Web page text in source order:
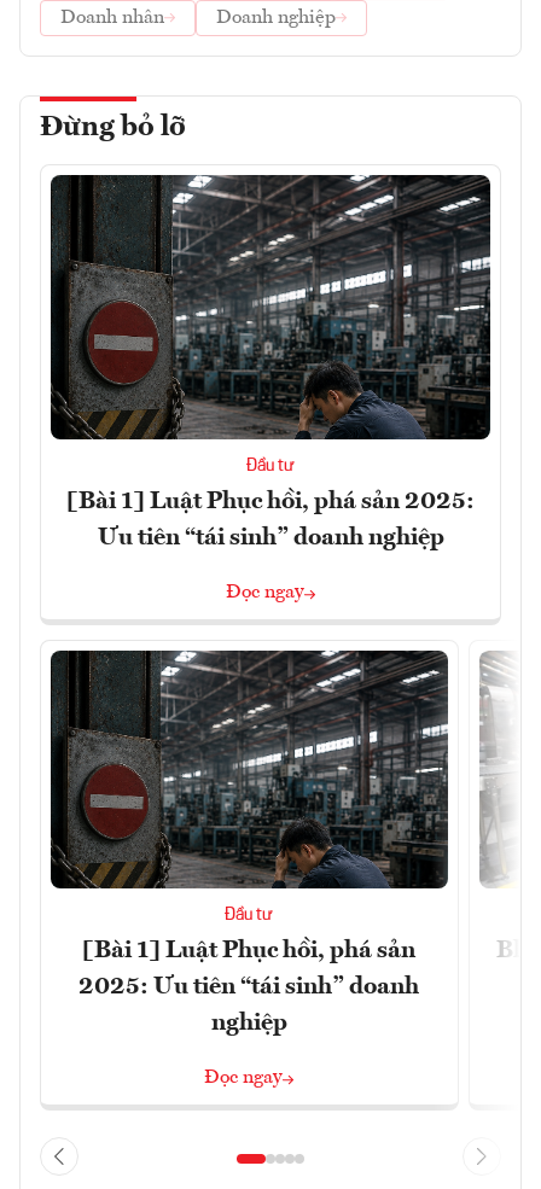
Doanh nhân
Doanh nghiệp
Đừng bỏ lỡ
Đầu tư
[Bài 1] Luật Phục hồi, phá sản 2025:
Ưu tiên “tái sinh” doanh nghiệp
Đọc ngay
Đầu tư
[Bài 1] Luật Phục hồi, phá sản
2025: Ưu tiên “tái sinh” doanh
nghiệp
Đọc ngay